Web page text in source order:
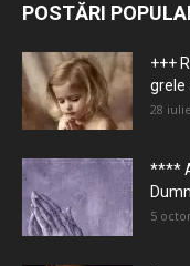
POSTĂRI
+++
grele
28
****
5